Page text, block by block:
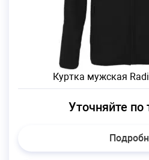
Куртка мужская
Уточняйте по